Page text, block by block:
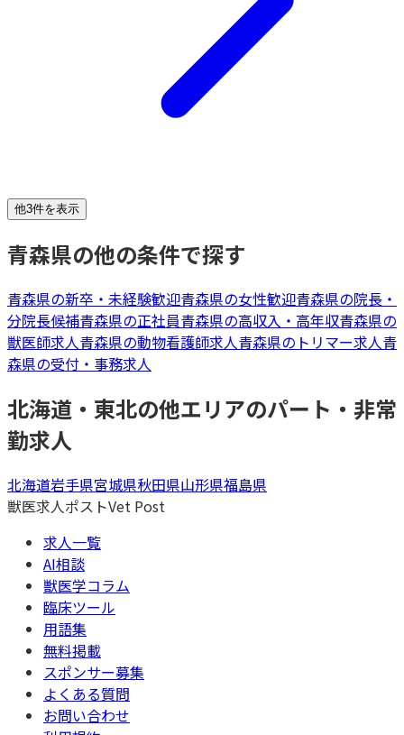
他3件を表示
青森県の他の条件で探す
青森県の新卒・未経験歓迎青森県の女性歓迎青森県の院長・
分院長候補青森県の正社員青森県の高収入・高年収青森県の
獣医師求人青森県の動物看護師求人青森県の トリマー求人青
森県の受付・事務求人
北海道・東北の他エリアのパート・非常
勤求人
北海道岩手県宮城県秋田県山形県福島県
獣医求人ポストVet Post
求人一覧
AI相談
獣医学コラム
臨床ツール
用語集
無料掲載
スポンサー募集
よくある質問
お問い合わせ